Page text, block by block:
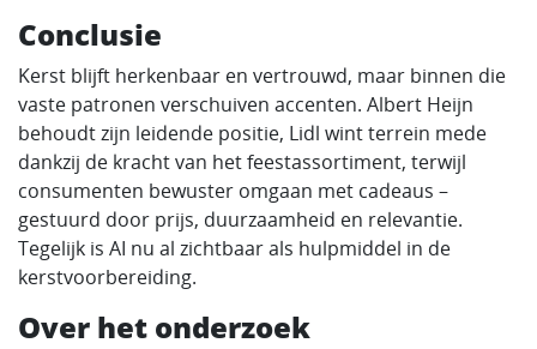
Conclusie
Kerst blijft herkenbaar en vertrouwd, maar binnen die
vaste patronen verschuiven accenten. Albert Heijn
behoudt zijn leidende positie, Lidl wint terrein mede
dankzij de kracht van het feestassortiment, terwijl
consumenten bewuster omgaan met cadeaus –
gestuurd door prijs, duurzaamheid en relevantie.
Tegelijk is AI nu al zichtbaar als hulpmiddel in de
kerstvoorbereiding.
Over het onderzoek